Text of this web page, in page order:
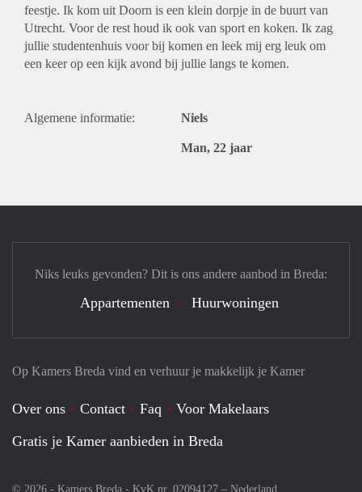
feestje. Ik kom uit Doorn is een klein dorpje in de buurt van
Utrecht. Voor de rest houd ik ook van sport en koken. Ik zag
jullie studentenhuis voor bij komen en leek mij erg leuk om
een keer op een kijk avond bij jullie langs te komen.
Algemene informatie: Niels
Man, 22 jaar
Op Kamers Breda vind en verhuur je makkelijk je Kamer
Over ons Contact Faq
Voor Makelaars
Gratis je Kamer aanbieden in Breda
© 2026 - Kamers Breda - KvK nr. 02094127 – Nederland
Niks leuks gevonden? Dit is ons andere aanbod in Breda:
Appartementen Huurwoningen